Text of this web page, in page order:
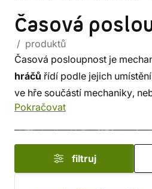
Časová
/ produktů
Časová posloupnost je
hráčů řídí podle jejich
ve hře součástí mechaniky,
platidlo. Silnější akce mohou
za sebou, pokud jsou
Pokračovat
filtruj